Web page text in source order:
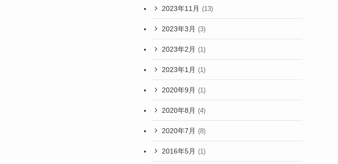
2023年11月 (13)
2023年3月 (3)
2023年2月 (1)
2023年1月 (1)
2020年9月 (1)
2020年8月 (4)
2020年7月 (8)
2016年5月 (1)